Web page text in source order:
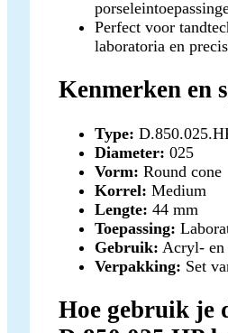
Perfect voor
laboratoria en
Kenmerken en
Type:
Diameter: 025
Vorm: Round cone
Korrel: Medium
Lengte: 44 mm
Toepassing:
Gebruik: Acryl- en
Verpakking: Set
Hoe gebruik je